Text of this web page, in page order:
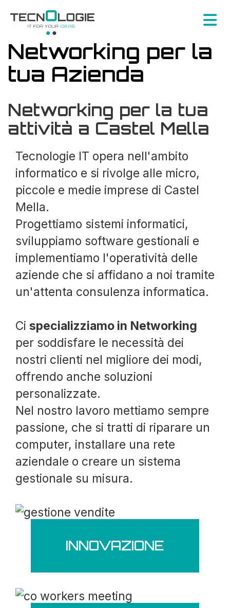
Networking per la
tua Azienda
Networking per la tua
attività a Castel Mella
Tecnologie IT opera nell'ambito
informatico e si rivolge alle micro,
piccole e medie imprese di Castel
Mella.
Progettiamo sistemi informatici,
sviluppiamo software gestionali e
implementiamo l'operatività delle
aziende che si affidano a noi tramite
un'attenta consulenza informatica.
Ci specializziamo in Networking
per soddisfare le necessità dei
nostri clienti nel migliore dei modi,
offrendo anche soluzioni
personalizzate.
Nel nostro lavoro mettiamo sempre
passione, che si tratti di riparare un
computer, installare una rete
aziendale o creare un sistema
gestionale su misura.
INNOVAZIONE